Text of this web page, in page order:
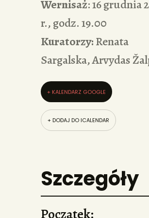
Wernisaż: 16 grudnia
r., godz. 19.00
Kuratorzy:Renata
Sargalska, Arvydas
+ KALENDARZ GOOGLE
+ DODAJ DO ICALENDAR
Szczegóły
Początek: